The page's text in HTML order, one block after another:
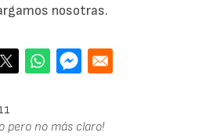
nosotras.
pero no más claro!